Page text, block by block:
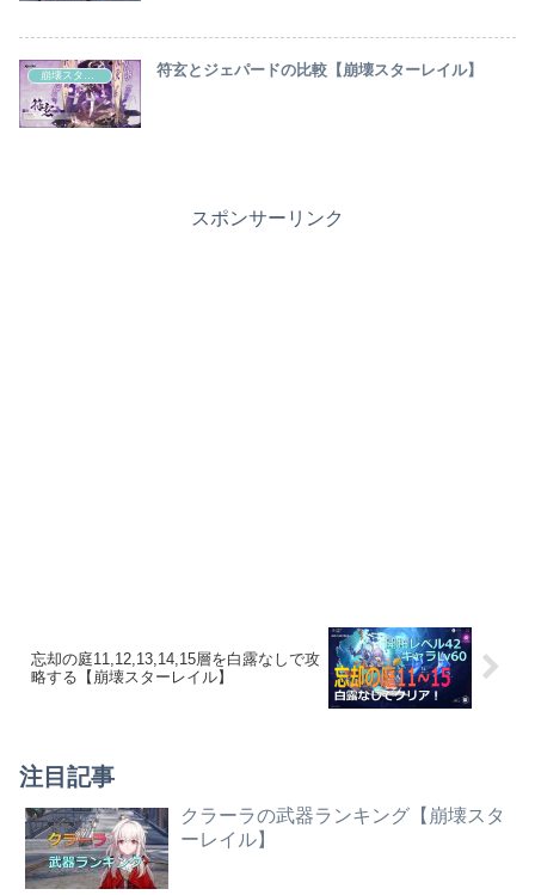
崩壊スターレイル 符玄とジェパードの比較【崩壊スターレイル】
スポンサーリンク
忘却の庭11,12,13,14,15層を白露なしで攻
略する【崩壊スターレイル】
注目記事
クラーラの武器ランキング【崩壊スタ
ーレイル】